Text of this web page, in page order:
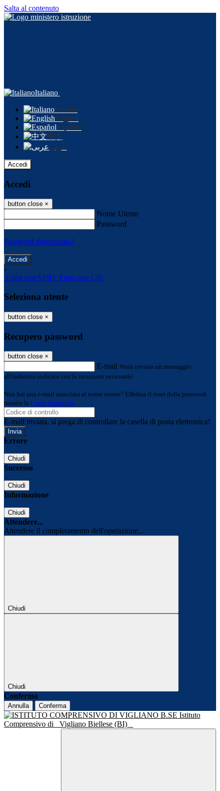
Salta al contenuto
Italiano
Italiano
English
Español
中文
عربى
Accedi
Accedi
button close ×
Nome Utente
Password
Password dimenticata?
-
Entra con SPID Entra con CIE
Seleziona utente
button close ×
Recupero password
button close ×
E-mail Verrà inviato un messaggio
all'indirizzo indicato con le istruzioni necessarie.
Non hai una e-mail associata al nome utente? Effettua il reset della password
tramite la Login Spaggiari
E-mail inviata, si prega di controllare la casella di posta elettronica!
Errore
Chiudi
Successo
Chiudi
Informazione
Chiudi
Attendere...
Attendere il completamento dell'operazione...
Chiudi
Chiudi
Conferma
Annulla Conferma
Istituto
Comprensivo di
Vigliano Biellese (BI)